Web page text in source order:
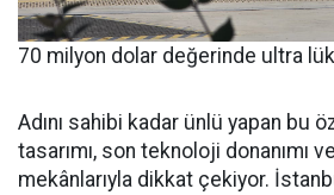
70 milyon dolar değerinde ultra
Adını sahibi kadar ünlü yapan bu
tasarımı, son teknoloji donanımı
mekânlarıyla dikkat çekiyor.